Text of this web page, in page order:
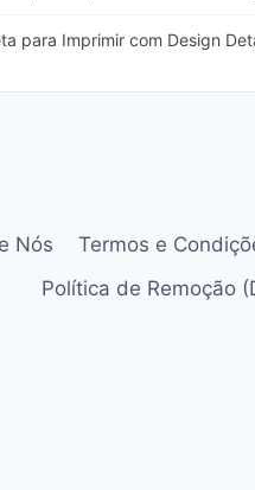
para Imprimir com Design
Nós Termos e
Política de Remoção